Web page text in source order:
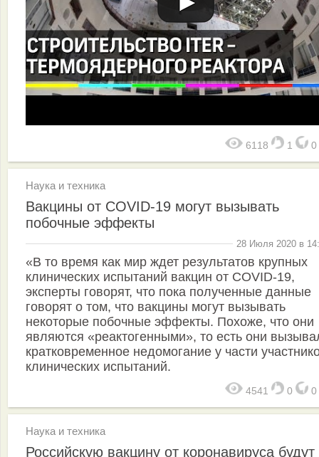
6118 1 0
Наука и техника
Вакцины от COVID-19 могут вызывать
побочные эффекты
28 Июля 2020 в
«В то время как мир ждет результатов крупных
клинических испытаний вакцин от COVID-19,
эксперты говорят, что пока полученные данные
говорят о том, что вакцины могут вызывать
некоторые побочные эффекты. Похоже, что они
являются «реактогенными», то есть они
кратковременное недомогание у части
клинических испытаний.
4541 0 0
Наука и техника
Российскую вакцину от коронавируса будут